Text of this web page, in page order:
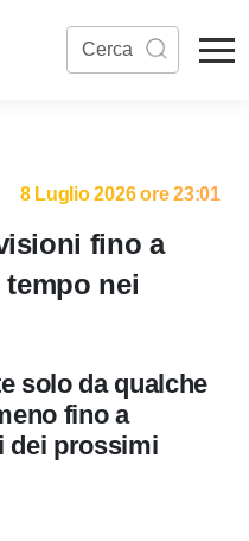
8 Luglio 2026 ore 23:01
fino a
nei
solo da qualche
fino a
dei prossimi